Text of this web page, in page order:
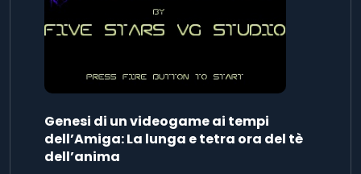
Genesi di un videogame ai tempi
dell’Amiga: La lunga e tetra ora del tè
dell’anima